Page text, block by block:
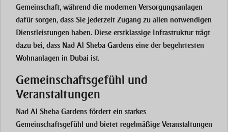
Gemeinschaft, während die modernen Versorgungsanlagen
dafür sorgen, dass Sie jederzeit Zugang zu allen notwendigen
Dienstleistungen haben. Diese erstklassige Infrastruktur trägt
dazu bei, dass Nad Al Sheba Gardens eine der begehrtesten
Wohnanlagen in Dubai ist.
Gemeinschaftsgefühl und
Veranstaltungen
Nad Al Sheba Gardens fördert ein starkes
Gemeinschaftsgefühl und bietet regelmäßige Veranstaltungen